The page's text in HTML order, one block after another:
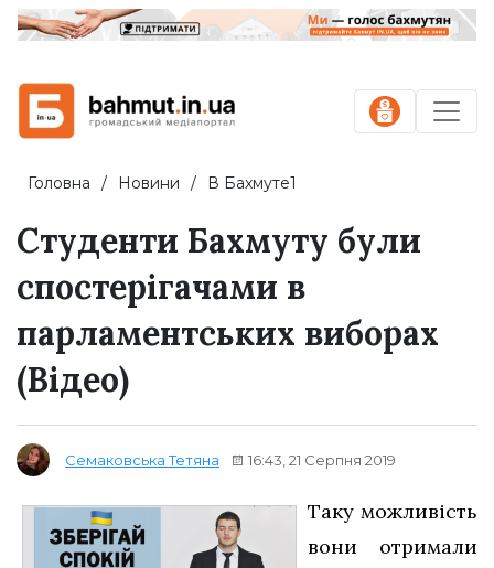
Головна Новини В Бахмуте1
Студенти Бахмуту були
спостерігачами в
парламентських виборах
(Відео)
Семаковська Тетяна 16:43, 21 Серпня 2019
Таку можливість
вони отримали